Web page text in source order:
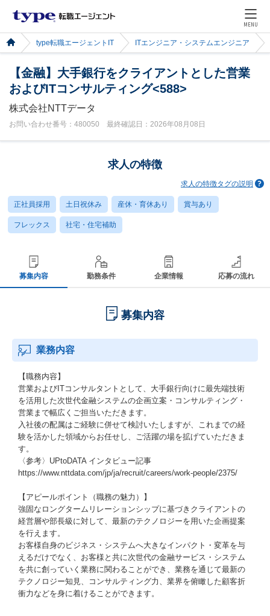
MENU
type転職エージェントIT ITエンジニア・システムエンジニア
【金融】大手銀行をクライアントとした営業
およびITコンサルティング<588>
株式会社NTTデータ
お問い合わせ番号：480050 最終確認日：2026年08月08日
求人の特徴
求人の特徴タグの説明
正社員採用 土日祝休み 産休・育休あり 賞与あり
フレックス 社宅・住宅補助
募集内容 勤務条件 企業情報 応募の流れ
募集内容
業務内容
【職務内容】
営業およびITコンサルタントとして、大手銀行向けに最先端技術
を活用した次世代金融システムの企画立案・コンサルティング・
営業まで幅広くご担当いただきます。
入社後の配属はご経験に併せて検討いたしますが、これまでの経
験を活かした領域からお任せし、ご活躍の場を拡げていただきま
す。
〈参考〉UPtoDATA インタビュー記事
https://www.nttdata.com/jp/ja/recruit/careers/work-people/2375/
【アピールポイント（職務の魅力）】
強固なロングタームリレーションシップに基づきクライアントの
経営層や部長級に対して、最新のテクノロジーを用いた企画提案
を行えます。
お客様自身のビジネス・システムへ大きなインパクト・変革を与
えるだけでなく、お客様と共に次世代の金融サービス・システム
を共に創っていく業務に関わることができ、業務を通じて最新の
テクノロジー知見、コンサルティング力、業界を俯瞰した顧客折
衝力などを身に着けることができます。